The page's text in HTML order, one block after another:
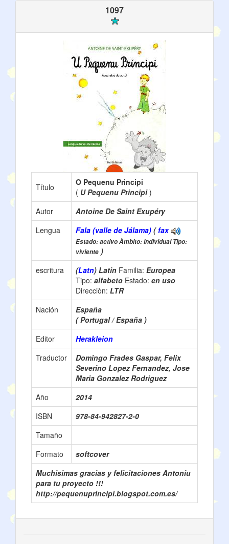
1097
Título
O Pequenu Principi
( U Pequenu Principi)
Autor
Antoine De Saint Exupéry
Lengua
Fala (valle de Jálama) (fax
Estado: activo Àmbito: individual Tipo:
viviente )
escritura
(Latn) Latin Familia: Europea
Tipo: alfabeto Estado: en uso
Direcciòn: LTR
Nación
España
( Portugal / España )
Editor
Herakleion
Traductor
Domingo Frades Gaspar, Felix
Severino Lopez Fernandez, Jose
Maria Gonzalez Rodriguez
Año
2014
ISBN
978-84-942827-2-0
Tamaño
Formato
softcover
Muchisimas gracias y felicitaciones Antoniu
para tu proyecto !!!
http://pequenuprincipi.blogspot.com.es/